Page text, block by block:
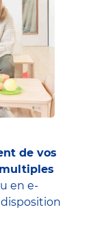
de vos
multiples
en e-